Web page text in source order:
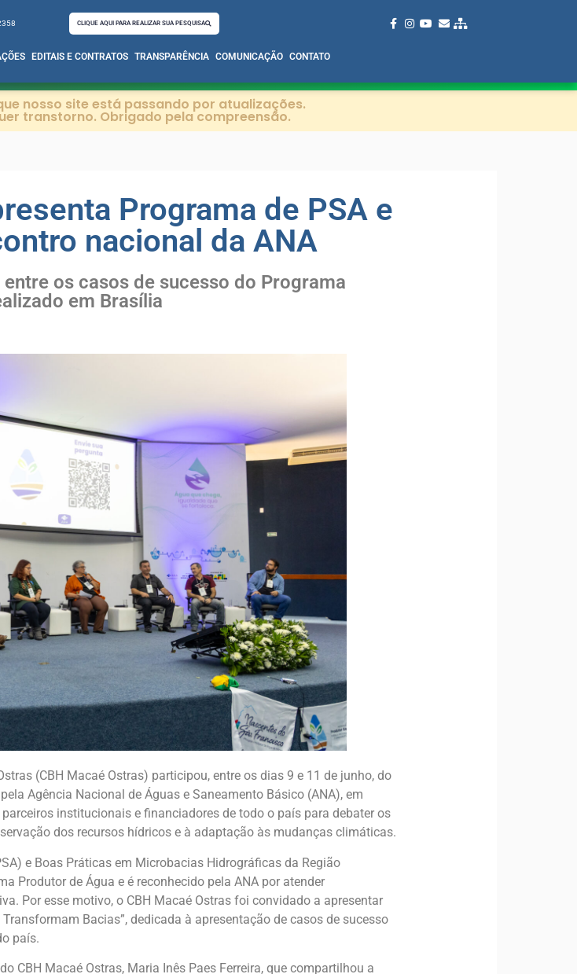
CLIQUE AQUI PARA REALIZAR SUA PESQUISA
EDITAIS E CONTRATOS TRANSPARÊNCIA COMUNICAÇÃO CONTATO
nosso site está passando por atualizações.
transtorno. Obrigado pela compreensão.
Programa de PSA e
nacional da ANA
os casos de sucesso do Programa
em Brasília
(CBH Macaé Ostras) participou, entre os dias 9 e 11 de junho, do
Agência Nacional de Águas e Saneamento Básico (ANA), em
institucionais e financiadores de todo o país para debater os
dos recursos hídricos e à adaptação às mudanças climáticas.
e Boas Práticas em Microbacias Hidrográficas da Região
Produtor de Água e é reconhecido pela ANA por atender
Por esse motivo, o CBH Macaé Ostras foi convidado a apresentar
Bacias”, dedicada à apresentação de casos de sucesso
país.
CBH Macaé Ostras, Maria Inês Paes Ferreira, que compartilhou a